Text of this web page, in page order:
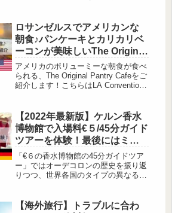
ロサンゼルスでアメリカンな
朝食♪パンケーキとカリカリベ
ーコンが美味しいThe Original
Pantry Cafeをご紹介！
アメリカのボリューミーな朝食が食べ
られる、The Original Pantry Cafeをご
紹介します！こちらはLA Convention
歩で会場に向かうことも可...
【2022年最新版】ケルン香水
博物館で入場料€５/45分ガイド
ツアーを体験！最後にはミニ
香水ももらえて大満足^^
「€６の香水博物館の45分ガイドツア
ー」ではオーデコロンの歴史を振り返
りつつ、世界各国のタイプの異なる香
売されている香水がもらえるので、こ
【海外旅行】トラブルに合わ